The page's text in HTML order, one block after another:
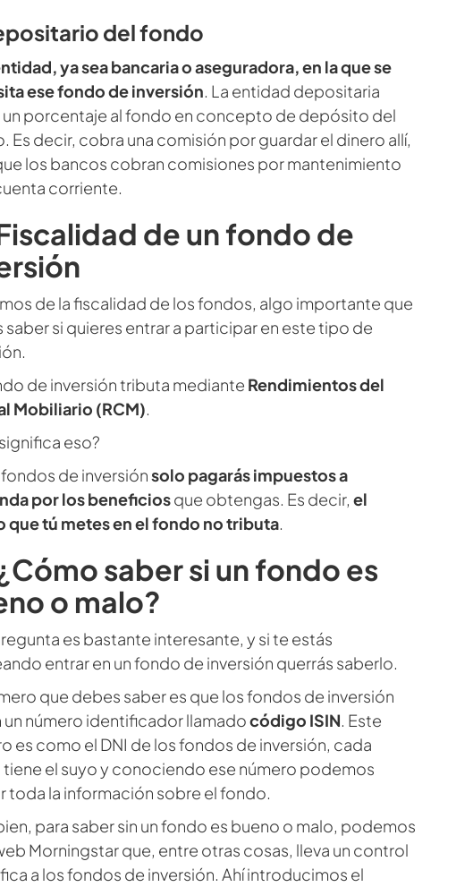
del fondo
ya sea bancaria o aseguradora, en la que se
ese fondo de inversión. La entidad depositaria
porcentaje al fondo en concepto de depósito del
Es decir, cobra una comisión por guardar el dinero allí,
los bancos cobran comisiones por mantenimiento
corriente.
de un fondo de
de la fiscalidad de los fondos, algo importante que
saber si quieres entrar a participar en este tipo de
de inversión tributa mediante Rendimientos del
Mobiliario (RCM).
eso?
fondos de inversiónsolo pagarás impuestos a
por los beneficiosque obtengas. Es decir, el
que tú metes en el fondo no tributa.
saber si un fondo es
o malo?
es bastante interesante, y si te estás
entrar en un fondo de inversión querrás saberlo.
que debes saber es que los fondos de inversión
un número identificador llamadocódigo ISIN. Este
es como el DNI de los fondos de inversión, cada
el suyo y conociendo ese número podemos
toda la información sobre el fondo.
para saber sin un fondo es bueno o malo, podemos
Morningstar que, entre otras cosas, lleva un control
a los fondos de inversión. Ahí introducimos el